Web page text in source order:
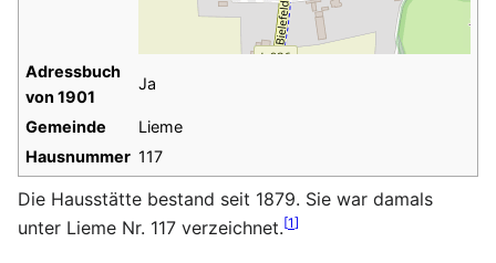
Adressbuch
von 1901
Ja
Gemeinde
Lieme
Hausnummer 117
Die Hausstätte bestand seit 1879. Sie war damals
unter Lieme Nr. 117 verzeichnet.[1]